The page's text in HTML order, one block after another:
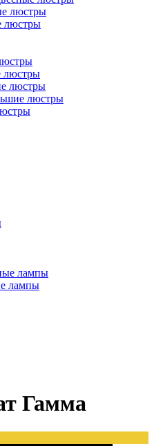
люстры
люстры
люстры
люстры
люстры
лампы
лампы
Гамма